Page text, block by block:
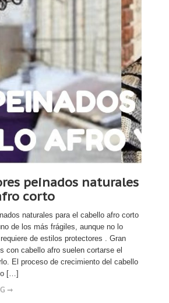
peinados naturales
corto
naturales para el cabello afro corto
de los más frágiles, aunque no lo
de estilos protectores . Gran
con cabello afro suelen cortarse el
El proceso de crecimiento del cabello
[…]
➞